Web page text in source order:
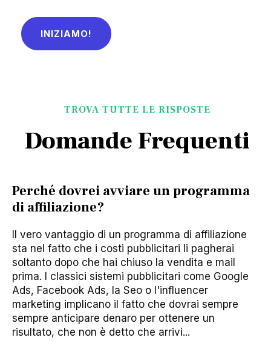
INIZIAMO!
TROVA TUTTE LE RISPOSTE
Domande Frequenti
Perché dovrei avviare un programma
di affiliazione?
Il vero vantaggio di un programma di affiliazione
sta nel fatto che i costi pubblicitari li pagherai
soltanto dopo che hai chiuso la vendita e mail
prima. I classici sistemi pubblicitari come Google
Ads, Facebook Ads, la Seo o l'influencer
marketing implicano il fatto che dovrai sempre
sempre anticipare denaro per ottenere un
risultato, che non è detto che arrivi...